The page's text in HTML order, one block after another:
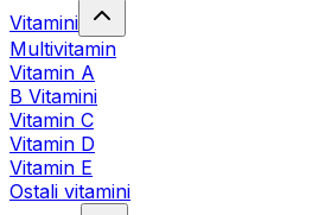
Vitamini
Multivitamin
Vitamin A
B Vitamini
Vitamin C
Vitamin D
Vitamin E
Ostali vitamini